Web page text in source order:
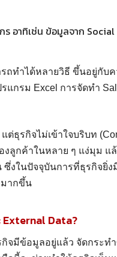
อาทิเช่น ข้อมูลจาก
ถทำได้หลายวิธี ขึ้นอยู่กับ
กรม Excel การจัดทำ
ธุรกิจไม่เข้าใจบริบท
ลูกค้าในหลาย ๆ แง่มุม แล้
งในปัจจุบันการที่ธุรกิจยิ่
มากขึ้น
External Data?
กิจมีข้อมูลอยู่แล้ว จัดกระท